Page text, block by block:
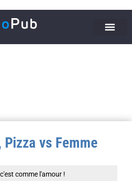
vs Femme
comme l'amour !